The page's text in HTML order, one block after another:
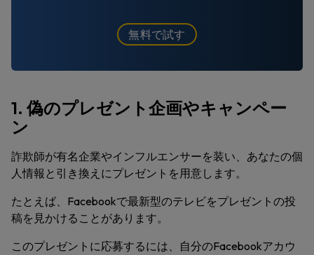
無料で試す
1. 偽のプレゼント企画やキャンペー
ン
詐欺師が有名企業やインフルエンサーを装い、あなたの個
人情報と引き換えにプレゼントを用意します。
たとえば、Facebookで最新型のテレビをプレゼントの投
稿を見かけることがあります。
このプレゼントに応募するには、自分のFacebookアカウ